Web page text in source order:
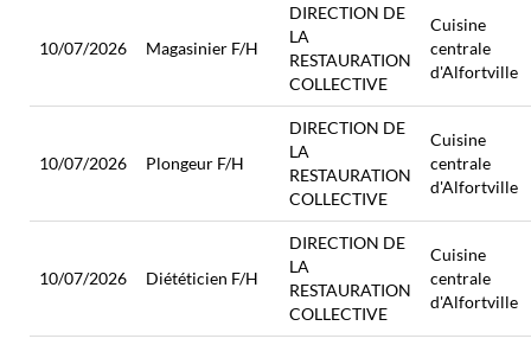
10/07/2026 Magasinier F/H
DIRECTION DE
LA
RESTAURATION
COLLECTIVE
Cuisine
centrale
d'Alfortville
10/07/2026 Plongeur F/H
DIRECTION DE
LA
RESTAURATION
COLLECTIVE
Cuisine
centrale
d'Alfortville
10/07/2026 Diététicien F/H
DIRECTION DE
LA
RESTAURATION
COLLECTIVE
Cuisine
centrale
d'Alfortville